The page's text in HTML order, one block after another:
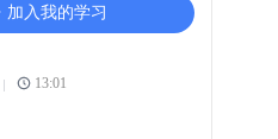
加入我的学习
06:32
13:01